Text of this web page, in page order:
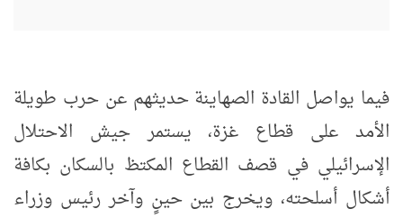
فيما يواصل القادة الصهاينة حديثهم عن حرب طويلة
الأمد على قطاع غزة، يستمر جيش الاحتلال
الإسرائيلي في قصف القطاع المكتظ بالسكان بكافة
أشكال أسلحته، ويخرج بين حينٍ وآخر رئيس وزراء